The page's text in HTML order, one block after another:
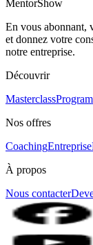
MentorShow
En vous abonnant,
et donnez votre
notre entreprise.
Découvrir
Masterclass
Nos offres
CoachingEntreprise
À propos
Nous contacter